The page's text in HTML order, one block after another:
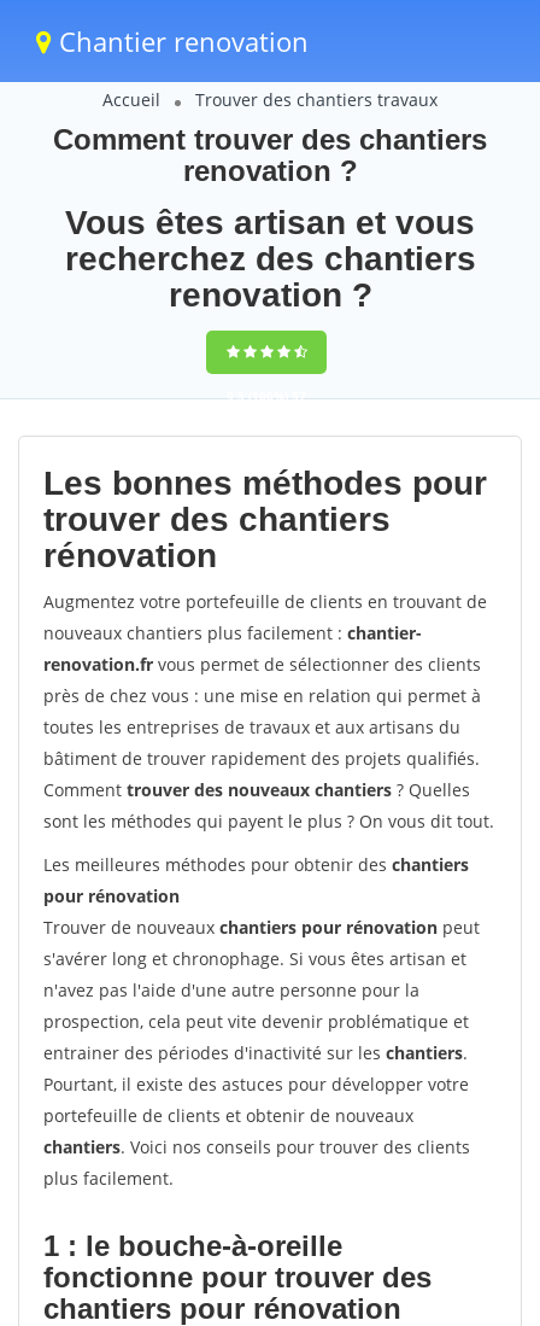
Chantier renovation
Accueil Trouver des chantiers travaux
Comment trouver des chantiers
renovation ?
Vous êtes artisan et vous
recherchez des chantiers
renovation ?
9,5(100%)57
votes
Les bonnes méthodes pour
trouver des chantiers
rénovation
Augmentez votre portefeuille de clients en trouvant de
nouveaux chantiers plus facilement : chantier-
renovation.fr vous permet de sélectionner des clients
près de chez vous : une mise en relation qui permet à
toutes les entreprises de travaux et aux artisans du
bâtiment de trouver rapidement des projets qualifiés.
Comment trouver des nouveaux chantiers ? Quelles
sont les méthodes qui payent le plus ? On vous dit tout.
Les meilleures méthodes pour obtenir des chantiers
pour rénovation
Trouver de nouveaux chantiers pour rénovation peut
s'avérer long et chronophage. Si vous êtes artisan et
n'avez pas l'aide d'une autre personne pour la
prospection, cela peut vite devenir problématique et
entrainer des périodes d'inactivité sur les chantiers.
Pourtant, il existe des astuces pour développer votre
portefeuille de clients et obtenir de nouveaux
chantiers. Voici nos conseils pour trouver des clients
plus facilement.
1 : le bouche-à-oreille
fonctionne pour trouver des
chantiers pour rénovation